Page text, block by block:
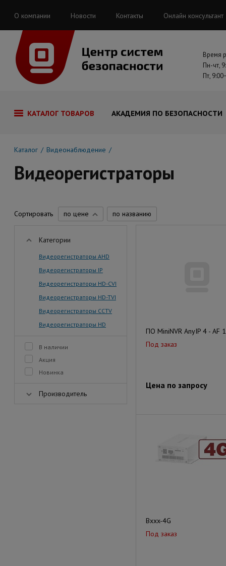
О компании Новости Контакты Онлайн консультант
Время
Пн-чт,
Пт,
КАТАЛОГ ТОВАРОВ АКАДЕМИЯ ПО БЕЗОПАСНОСТИ
Каталог Видеонаблюдение
Видеорегистраторы
Сортировать по цене по названию
Категории
Видеорегистраторы AHD
Видеорегистраторы IP
Видеорегистраторы HD-CVI
Видеорегистраторы HD-TVI
Видеорегистраторы CCTV
Видеорегистраторы HD
В наличии
Акция
Новинка
Производитель
ПО MiniNVR AnyIP 4 - AF
Под заказ
Цена по запросу
Bxxx-4G
Под заказ